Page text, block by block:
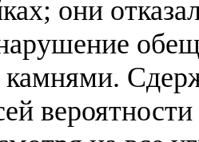
они
камнями.